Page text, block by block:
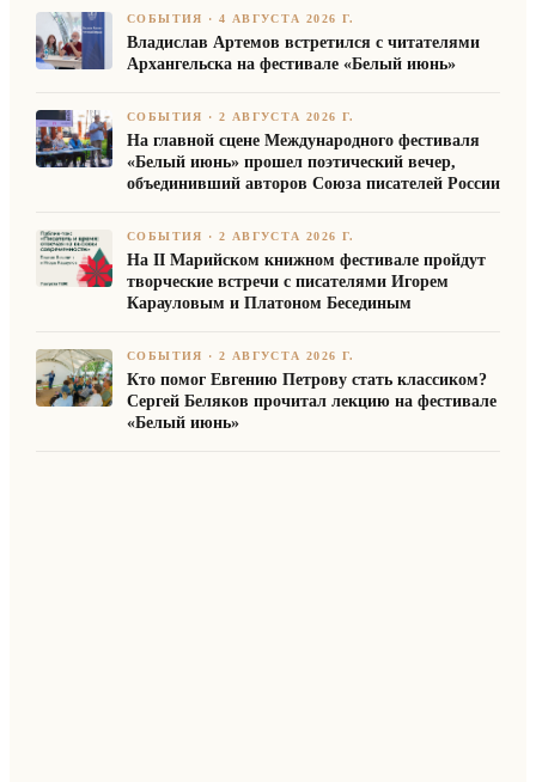
СОБЫТИЯ ·4 АВГУСТА 2026 Г.
Владислав Артемов встретился с читателями
Архангельска на фестивале «Белый июнь»
СОБЫТИЯ ·2 АВГУСТА 2026 Г.
На главной сцене Международного фестиваля
«Белый июнь» прошел поэтический вечер,
объединивший авторов Союза писателей России
СОБЫТИЯ ·2 АВГУСТА 2026 Г.
На II Марийском книжном фестивале пройдут
творческие встречи с писателями Игорем
Карауловым и Платоном Бесединым
СОБЫТИЯ ·2 АВГУСТА 2026 Г.
Кто помог Евгению Петрову стать классиком?
Сергей Беляков прочитал лекцию на фестивале
«Белый июнь»